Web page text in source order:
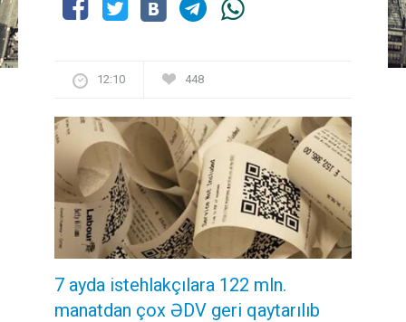
12:10 448
7 ayda istehlakçılara 122 mln.
manatdan çox ƏDV geri qaytarılıb